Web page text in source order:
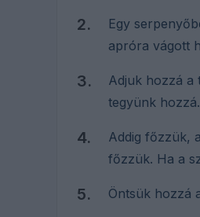
Egy
apróra vágott
Adjuk hozzá a
tegyünk hozzá.
Addig főzzük,
főzzük. Ha a
Öntsük hozzá